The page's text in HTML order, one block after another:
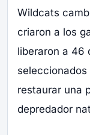
Wildcats
criaron a los
liberaron a 46
seleccionados
restaurar una
depredador